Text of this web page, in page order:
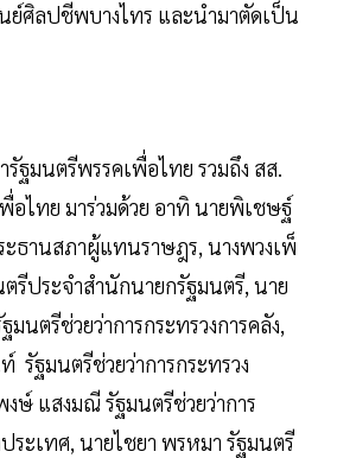
ย์ศิลปชีพบางไทร และนำมาตัดเป็น
ฐมนตรีพรรคเพื่อไทย รวมถึง สส.
อไทย มาร่วมด้วย อาทิ นายพิเชษฐ์
ะธานสภาผู้แทนราษฎร, นางพวงเพ็
รีประจำสำนักนายกรัฐมนตรี, นาย
นตรีช่วยว่าการกระทรวงการคลัง,
รัฐมนตรีช่วยว่าการกระทรวง
ษ์ แสงมณี รัฐมนตรีช่วยว่าการ
ประเทศ, นายไชยา พรหมา รัฐมนตรี